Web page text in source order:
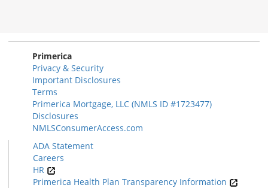
Primerica
Privacy & Security
Important Disclosures
Terms
Primerica Mortgage, LLC (NMLS ID #1723477)
Disclosures
NMLSConsumerAccess.com
ADA Statement
Careers
HR
Primerica Health Plan Transparency Information